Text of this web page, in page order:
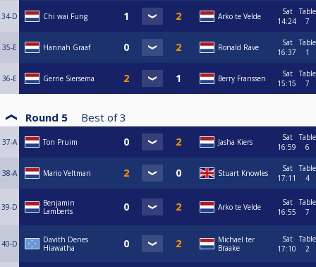
34-D Chi wai Fung Arko te Velde
Sat
14:24
Table
7
35-E Hannah Graaf Ronald Rave
Sat
16:37
Table
1
36-E Gerrie Siersema Berry Franssen
Sat
15:15
Table
7
Round 5 Best of 3
37-A Ton Pruim Jasha Kiers
Sat
16:59
Table
6
38-A Mario Veltman Stuart Knowles
Sat
17:11
Table
4
39-D
Benjamin
Lamberts
Arko te Velde
Sat
16:55
Table
7
40-D
Davith Denes
Hiawatha
Michael ter
Braake
Sat
17:10
Table
2